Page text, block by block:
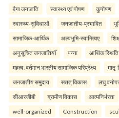
बैगा जनजाति स्वास्थ्य एवं पोषण कुपोषण
स्वास्थ्य-सुविधाओं जनजातीय-प्रभावित
सामाजिक-आर्थिक अल्पभूमि-स्वामित्वए
अनुसूचित जनजातियाँ पन्ना आर्थिक स्थिति
महत्व: वर्तमान भारतीय सामाजिक परिप्रेक्ष्य मातृ-
जनजातीय समुदाय सतत् विकास लघु
सीआरजीबी ग्रामीण विकास आत्मनिर्भरता
well-organized Construction